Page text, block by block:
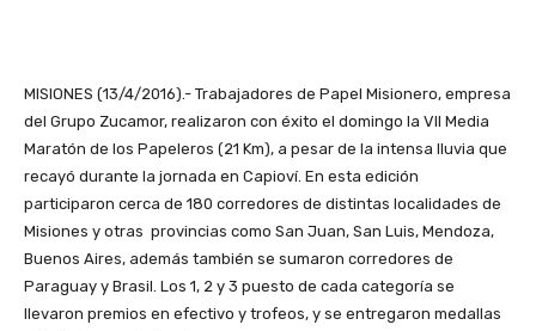
MISIONES (13/4/2016).- Trabajadores de Papel Misionero, empresa
del Grupo Zucamor, realizaron con éxito el domingo la VII Media
Maratón de los Papeleros (21 Km), a pesar de la intensa lluvia que
recayó durante la jornada en Capioví. En esta edición
participaron cerca de 180 corredores de distintas localidades de
Misiones y otras provincias como San Juan, San Luis, Mendoza,
Buenos Aires, además también se sumaron corredores de
Paraguay y Brasil. Los 1, 2 y 3 puesto de cada categoría se
llevaron premios en efectivo y trofeos, y se entregaron medallas